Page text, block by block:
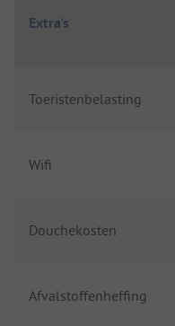
Extra's
Toeristenbelasting
Wifi
Douchekosten
Afvalstoffenheffing